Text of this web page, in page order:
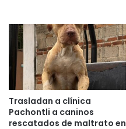
Trasladan a clínica
Pachontli a caninos
rescatados de maltrato en